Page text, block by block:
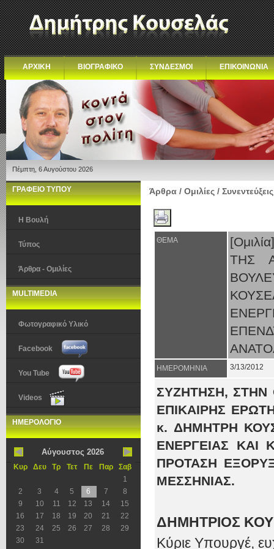
ΑΡΧΙΚΗ ΒΙΟΓΡΑΦΙΚΟ ΣΥΝΔΕΣΜΟΙ ΕΠΙΚΟΙΝΩΝΙΑ
Πέμπτη, 6 Αυγούστου 2026
ΓΡΑΦΕΙΟ ΤΥΠΟΥ
Η Βουλή
Τύπος
Άρθρα - Ομιλίες
MULTIMEDIA
Φωτογραφικό Υλικό
Facebook
You Tube
Videos
ΗΜΕΡΟΛΟΓΙΟ
Αύγουστος 2026
Κυρ Δευ Τρ Τετ Πε Παρ
Σαβ
1
2
3 4 5 6 7
8
9
10 11 12 13 14
15
16
17 18 19 20 21
22
23
24 25 26 27 28
29
30
31
Άρθρα / Ομιλίες / Συνεντεύξεις
ΘΕΜΑ
ΤΗΣ
ΗΜΕΡΟΜΗΝΙΑ 3/13/2012
ΣΥΖΗΤΗΣΗ, ΣΤΗΝ
ΕΠΙΚΑΙΡΗΣ
κ. ΔΗΜΗΤΡΗ
ΕΝΕΡΓΕΙΑΣ ΚΑΙ
ΠΡΟΤΑΣΗ
ΜΕΣΣΗΝΙΑΣ.
ΔΗΜΗΤΡΙΟΣ
Κύριε Υπουργέ,